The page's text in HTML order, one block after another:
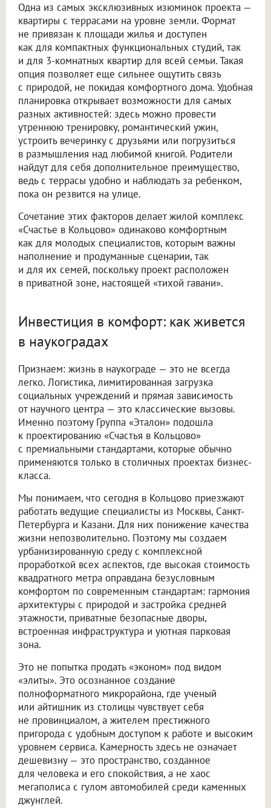
Одна из самых эксклюзивных изюминок проекта —
квартиры с террасами на уровне земли. Формат
не привязан к площади жилья и доступен
как для компактных функциональных студий, так
и для 3-комнатных квартир для всей семьи. Такая
опция позволяет еще сильнее ощутить связь
с природой, не покидая комфортного дома. Удобная
планировка открывает возможности для самых
разных активностей: здесь можно провести
утреннюю тренировку, романтический ужин,
устроить вечеринку с друзьями или погрузиться
в размышления над любимой книгой. Родители
найдут для себя дополнительное преимущество,
ведь с террасы удобно и наблюдать за ребенком,
пока он резвится на улице.
Сочетание этих факторов делает жилой комплекс
«Счастье в Кольцово» одинаково комфортным
как для молодых специалистов, которым важны
наполнение и продуманные сценарии, так
и для их семей, поскольку проект расположен
в приватной зоне, настоящей «тихой гавани».
Инвестиция в комфорт: как живется
в наукоградах
Признаем: жизнь в наукограде — это не всегда
легко. Логистика, лимитированная загрузка
социальных учреждений и прямая зависимость
от научного центра — это классические вызовы.
Именно поэтому Группа «Эталон» подошла
к проектированию «Счастья в Кольцово»
с премиальными стандартами, которые обычно
применяются только в столичных проектах бизнес-
класса.
Мы понимаем, что сегодня в Кольцово приезжают
работать ведущие специалисты из Москвы, Санкт-
Петербурга и Казани. Для них понижение качества
жизни непозволительно. Поэтому мы создаем
урбанизированную среду с комплексной
проработкой всех аспектов, где высокая стоимость
квадратного метра оправдана безусловным
комфортом по современным стандартам: гармония
архитектуры с природой и застройка средней
этажности, приватные безопасные дворы,
встроенная инфраструктура и уютная парковая
зона.
Это не попытка продать «эконом» под видом
«элиты». Это осознанное создание
полноформатного микрорайона, где ученый
или айтишник из столицы чувствует себя
не провинциалом, а жителем престижного
пригорода с удобным доступом к работе и высоким
уровнем сервиса. Камерность здесь не означает
дешевизну — это пространство, созданное
для человека и его спокойствия, а не хаос
мегаполиса с гулом автомобилей среди каменных
джунглей.